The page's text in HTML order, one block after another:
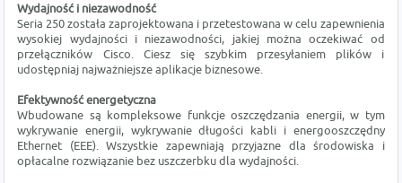
Wydajność i niezawodność
Seria 250 została zaprojektowana i przetestowana w celu zapewnienia
wysokiej wydajności i niezawodności, jakiej można oczekiwać od
przełączników Cisco. Ciesz się szybkim przesyłaniem plików i
udostępniaj najważniejsze aplikacje biznesowe.
Efektywność energetyczna
Wbudowane są kompleksowe funkcje oszczędzania energii, w tym
wykrywanie energii, wykrywanie długości kabli i energooszczędny
Ethernet (EEE). Wszystkie zapewniają przyjazne dla środowiska i
opłacalne rozwiązanie bez uszczerbku dla wydajności.